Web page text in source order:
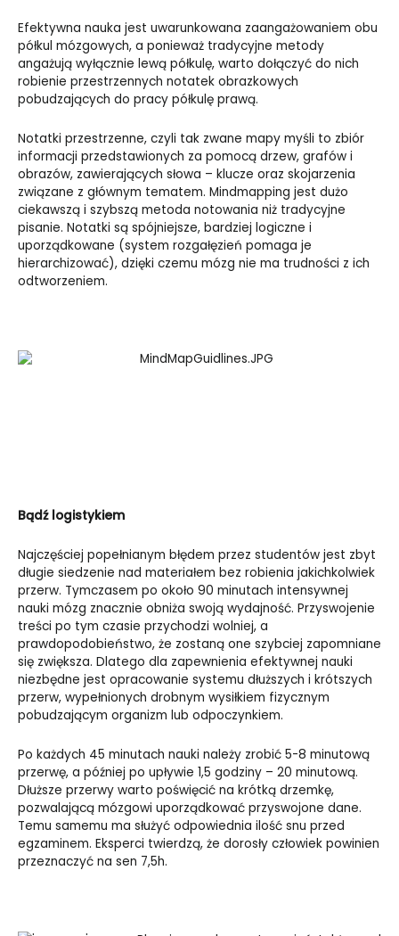
Efektywna nauka jest uwarunkowana zaangażowaniem obu
półkul mózgowych, a ponieważ tradycyjne metody
angażują wyłącznie lewą półkulę, warto dołączyć do nich
robienie przestrzennych notatek obrazkowych
pobudzających do pracy półkulę prawą.
Notatki przestrzenne, czyli tak zwane mapy myśli to zbiór
informacji przedstawionych za pomocą drzew, grafów i
obrazów, zawierających słowa – klucze oraz skojarzenia
związane z głównym tematem. Mindmapping jest dużo
ciekawszą i szybszą metoda notowania niż tradycyjne
pisanie. Notatki są spójniejsze, bardziej logiczne i
uporządkowane (system rozgałęzień pomaga je
hierarchizować), dzięki czemu mózg nie ma trudności z ich
odtworzeniem.
Bądź logistykiem
Najczęściej popełnianym błędem przez studentów jest zbyt
długie siedzenie nad materiałem bez robienia jakichkolwiek
przerw. Tymczasem po około 90 minutach intensywnej
nauki mózg znacznie obniża swoją wydajność. Przyswojenie
treści po tym czasie przychodzi wolniej, a
prawdopodobieństwo, że zostaną one szybciej zapomniane
się zwiększa. Dlatego dla zapewnienia efektywnej nauki
niezbędne jest opracowanie systemu dłuższych i krótszych
przerw, wypełnionych drobnym wysiłkiem fizycznym
pobudzającym organizm lub odpoczynkiem.
Po każdych 45 minutach nauki należy zrobić 5-8 minutową
przerwę, a później po upływie 1,5 godziny – 20 minutową.
Dłuższe przerwy warto poświęcić na krótką drzemkę,
pozwalającą mózgowi uporządkować przyswojone dane.
Temu samemu ma służyć odpowiednia ilość snu przed
egzaminem. Eksperci twierdzą, że dorosły człowiek powinien
przeznaczyć na sen 7,5h.